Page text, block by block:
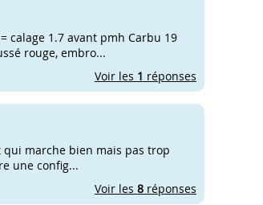
calage 1.7 avant pmh Carbu 19
rouge, embro...
Voir les 1 réponses
marche bien mais pas trop
une config...
Voir les 8réponses